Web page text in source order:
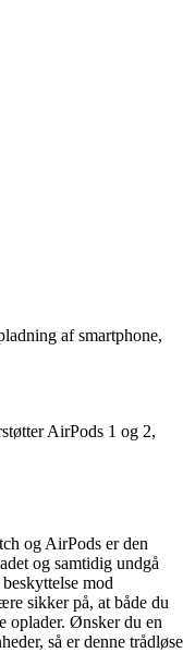
af smartphone,
AirPods 1 og 2,
og AirPods er den
og samtidig undgå
mod
sikker på, at både du
oplader. Ønsker du en
så er denne trådløse